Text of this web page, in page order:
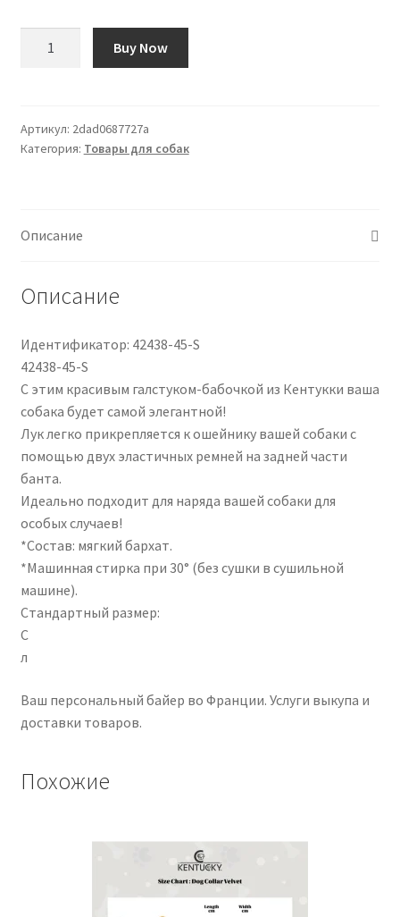
Kentucky
Velvet
Buy Now
Артикул: 2dad0687727a
Категория: Товары для собак
Описание
Описание
Идентификатор: 42438-45-S
42438-45-S
С этим красивым галстуком-бабочкой из Кентукки ваша
собака будет самой элегантной!
Лук легко прикрепляется к ошейнику вашей собаки с
помощью двух эластичных ремней на задней части
банта.
Идеально подходит для наряда вашей собаки для
особых случаев!
*Состав: мягкий бархат.
*Машинная стирка при 30° (без сушки в сушильной
машине).
Стандартный размер:
С
л
Ваш персональный байер во Франции. Услуги выкупа и
доставки товаров.
Похожие